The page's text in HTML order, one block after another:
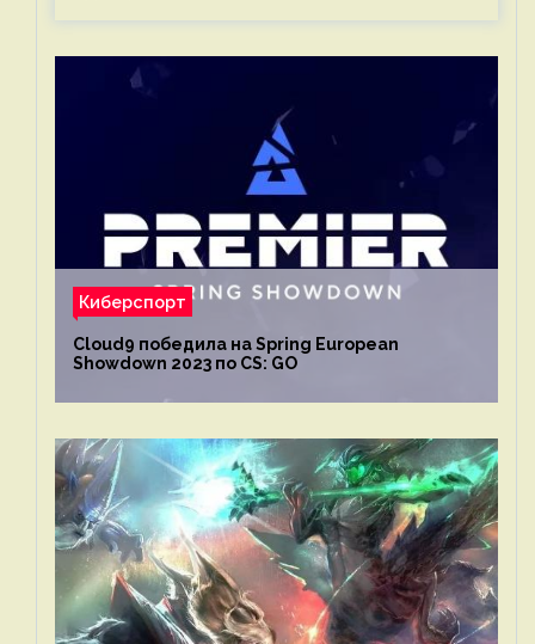
Киберспорт
Cloud9 победила на Spring European
Showdown 2023 по CS: GO